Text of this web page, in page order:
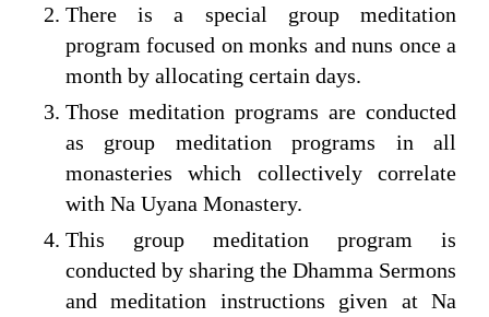
There is a special group meditation
program focused on monks and nuns once a
month by allocating certain days.
Those meditation programs are conducted
as group meditation programs in all
monasteries which collectively correlate
with Na Uyana Monastery.
This group meditation program is
conducted by sharing the Dhamma Sermons
and meditation instructions given at Na